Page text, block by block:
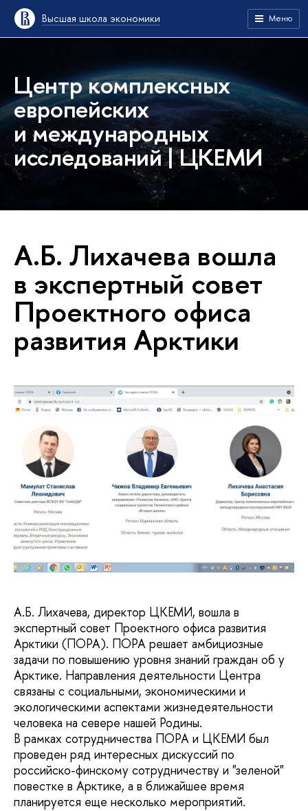
Высшая школа экономики Меню
Центр комплексных
европейских
и международных
исследований | ЦКЕМИ
А.Б. Лихачева вошла
в экспертный совет
Проектного офиса
развития Арктики
А.Б. Лихачева, директор ЦКЕМИ, вошла в
экспертный совет Проектного офиса развития
Арктики (ПОРА). ПОРА решает амбициозные
задачи по повышению уровня знаний граждан об у
Арктике. Направления деятельности Центра
связаны с социальными, экономическими и
экологическими аспектами жизнедеятельности
человека на севере нашей Родины.
В рамках сотрудничества ПОРА и ЦКЕМИ был
проведен ряд интересных дискуссий по
российско-финскому сотрудничеству и "зеленой"
повестке в Арктике, а в ближайшее время
планируется еще несколько мероприятий.